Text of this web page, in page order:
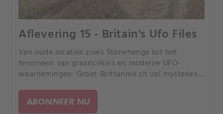
Aflevering 15 - Britain's Ufo Files
Van oude locaties zoals Stonehenge tot het
fenomeen van graancirkels en moderne UFO-
waarnemingen: Groot-Brittannië zit vol mysteries.
geschiedenis heen een bestemming is geweest
voor buitenaardse bezoekers?.
ABONNEER NU